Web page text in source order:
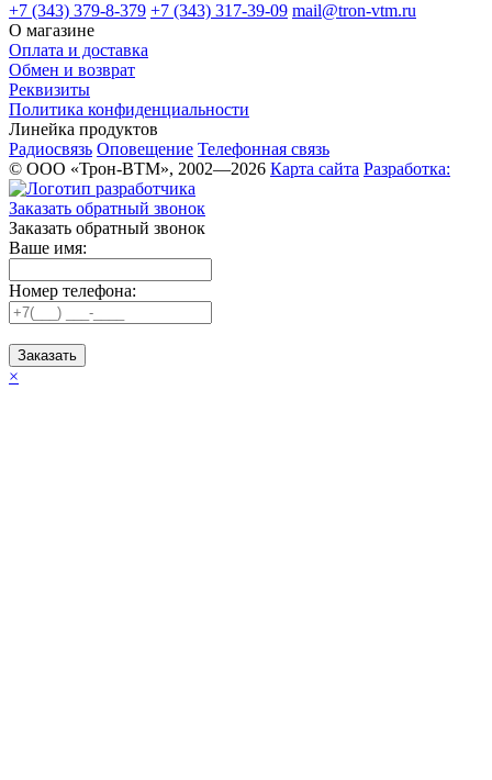
+7 (343) 379-8-379 +7 (343) 317-39-09 mail@tron-vtm.ru
О магазине
Оплата и доставка
Обмен и возврат
Реквизиты
Политика конфиденциальности
Линейка продуктов
Радиосвязь Оповещение Телефонная связь
© ООО «Трон-ВТМ», 2002—2026 Карта сайта Разработка:
Заказать обратный звонок
Заказать обратный звонок
Ваше имя:
Номер телефона:
Заказать
×